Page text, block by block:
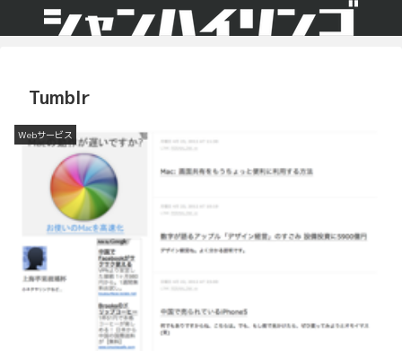
Tumblr
Webサービス